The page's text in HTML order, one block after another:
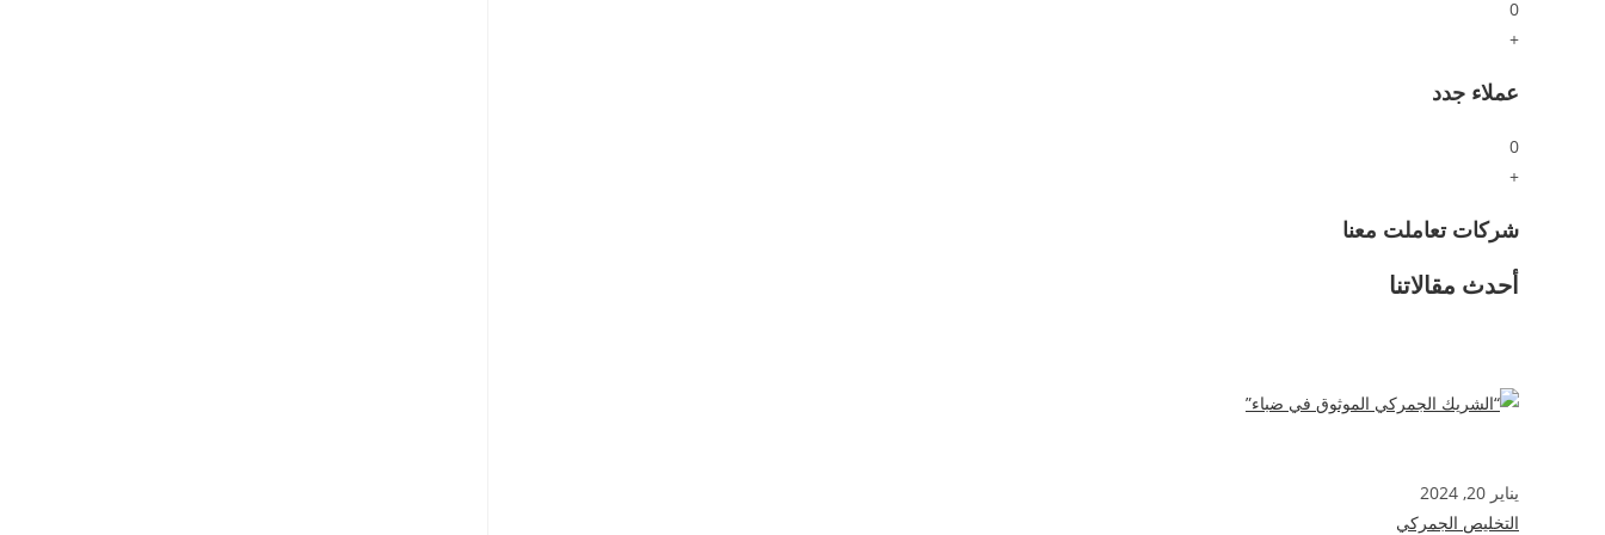
0
+
عملاء جدد
0
+
شركات تعاملت معنا
أحدث مقالاتنا
يناير 20, 2024
التخليص الجمركي